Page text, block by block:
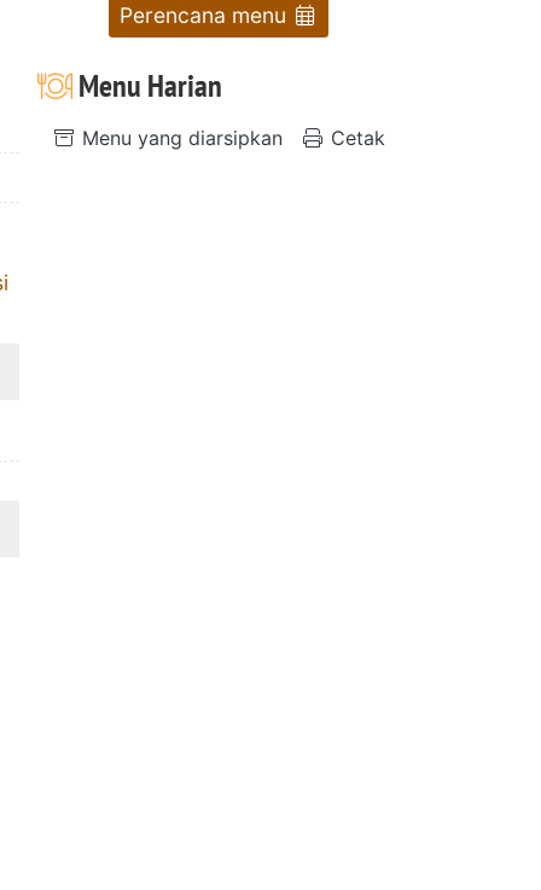
Perencana menu
Menu Harian
Menu yang diarsipkan Cetak